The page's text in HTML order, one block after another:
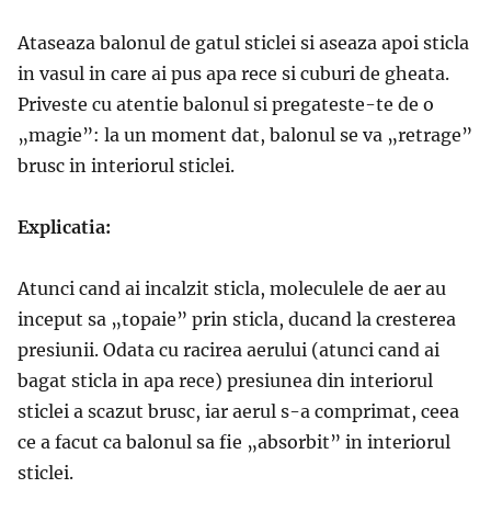
Ataseaza balonul de gatul sticlei si aseaza apoi sticla
in vasul in care ai pus apa rece si cuburi de gheata.
Priveste cu atentie balonul si pregateste-te de o
„magie”: la un moment dat, balonul se va „retrage”
brusc in interiorul sticlei.
Explicatia:
Atunci cand ai incalzit sticla, moleculele de aer au
inceput sa „topaie” prin sticla, ducand la cresterea
presiunii. Odata cu racirea aerului (atunci cand ai
bagat sticla in apa rece) presiunea din interiorul
sticlei a scazut brusc, iar aerul s-a comprimat, ceea
ce a facut ca balonul sa fie „absorbit” in interiorul
sticlei.